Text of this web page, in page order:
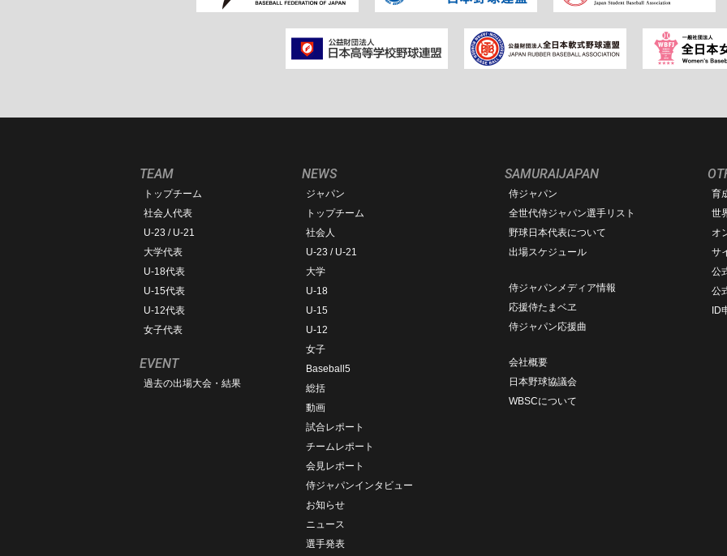
TEAM
トップチーム
社会人代表
U-23 / U-21
大学代表
U-18代表
U-15代表
U-12代表
女子代表
EVENT
過去の出場大会・結果
NEWS
ジャパン
トップチーム
社会人
U-23 / U-21
大学
U-18
U-15
U-12
女子
Baseball5
総括
動画
試合レポート
チームレポート
会見レポート
侍ジャパンインタビュー
お知らせ
ニュース
選手発表
SAMURAIJAPAN
侍ジャパン
全世代侍ジャパン選手リスト
野球日本代表について
出場スケジュール
侍ジャパンメディア情報
応援侍たまベヱ
侍ジャパン応援曲
会社概要
日本野球協議会
WBSCについて
育
世
オ
サ
公
公
ID